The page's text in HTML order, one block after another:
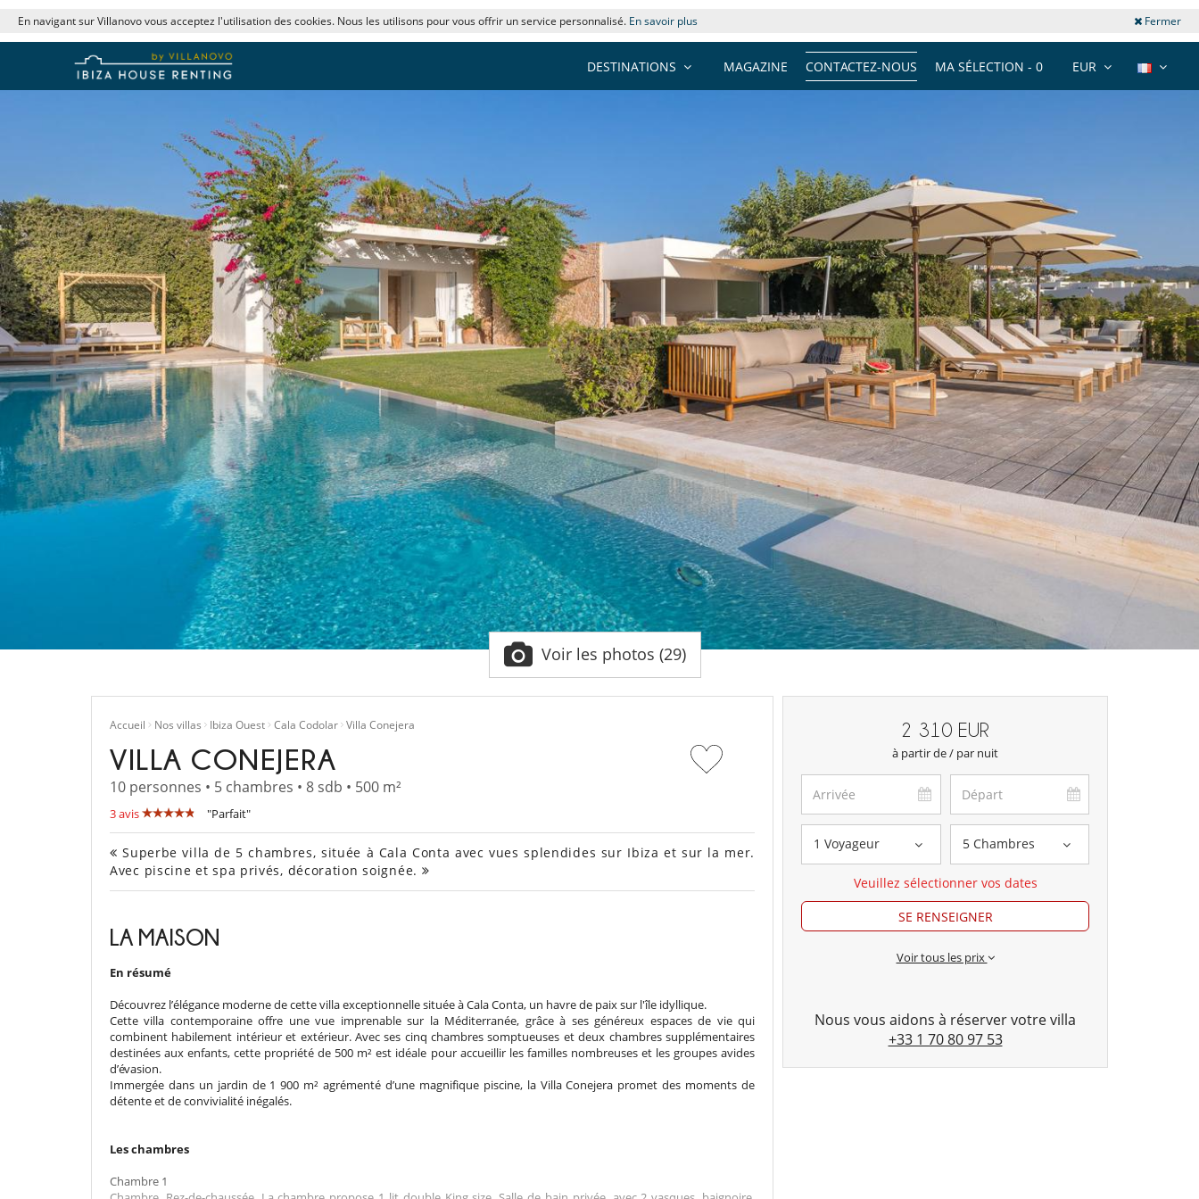
En navigant sur Villanovo vous acceptez l'utilisation des cookies. Nous les utilisons pour vous offrir un service personnalisé. En savoir plus Fermer
EUR
MA SÉLECTION - 0
CONTACTEZ-NOUS
MAGAZINE
DESTINATIONS
Voir les photos (29)
Accueil Nos villas Ibiza Ouest Cala Codolar Villa Conejera
VILLA CONEJERA
10 personnes • 5 chambres • 8 sdb • 500 m²
3 avis "Parfait"
Superbe villa de 5 chambres, située à Cala Conta avec vues splendides sur Ibiza et sur la mer.
Avec piscine et spa privés, décoration soignée.
LA MAISON
En résumé
Découvrez l’élégance moderne de cette villa exceptionnelle située à Cala Conta, un havre de paix sur l'île idyllique.
Cette villa contemporaine offre une vue imprenable sur la Méditerranée, grâce à ses généreux espaces de vie qui
combinent habilement intérieur et extérieur. Avec ses cinq chambres somptueuses et deux chambres supplémentaires
destinées aux enfants, cette propriété de 500 m² est idéale pour accueillir les familles nombreuses et les groupes avides
d’évasion.
Immergée dans un jardin de 1 900 m² agrémenté d’une magnifique piscine, la Villa Conejera promet des moments de
détente et de convivialité inégalés.
Les chambres
Chambre 1
2 310 EUR
à partir de / par nuit
1 Voyageur 5 Chambres
Veuillez sélectionner vos dates
SE RENSEIGNER
Voir tous les prix
Nous vous aidons à réserver votre villa
+33 1 70 80 97 53